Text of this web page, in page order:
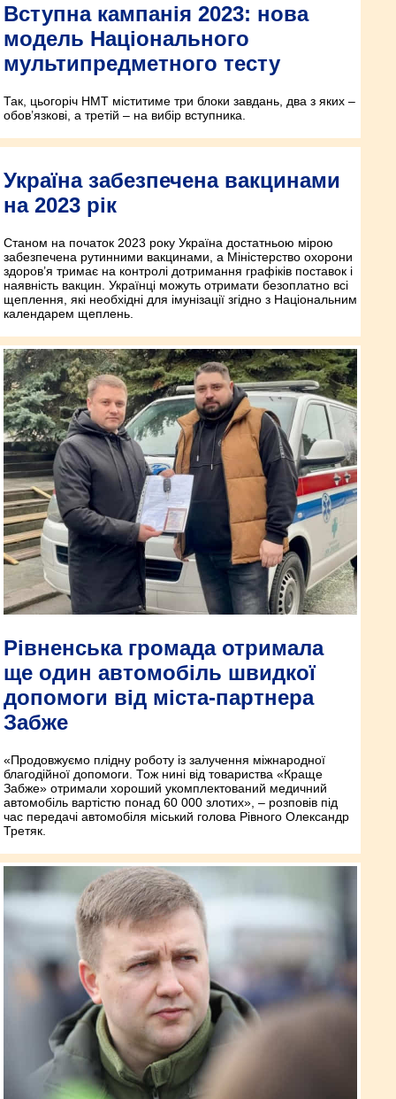
Вступна кампанія 2023: нова
модель Національного
мультипредметного тесту
Так, цьогоріч НМТ міститиме три блоки завдань, два з яких –
обов’язкові, а третій – на вибір вступника.
Україна забезпечена вакцинами
на 2023 рік
Станом на початок 2023 року Україна достатньою мірою
забезпечена рутинними вакцинами, а Міністерство охорони
здоров’я тримає на контролі дотримання графіків поставок і
наявність вакцин. Українці можуть отримати безоплатно всі
щеплення, які необхідні для імунізації згідно з Національним
календарем щеплень.
Рівненська громада отримала
ще один автомобіль швидкої
допомоги від міста-партнера
Забже
«Продовжуємо плідну роботу із залучення міжнародної
благодійної допомоги. Тож нині від товариства «Краще
Забже» отримали хороший укомплектований медичний
автомобіль вартістю понад 60 000 злотих», – розповів під
час передачі автомобіля міський голова Рівного Олександр
Третяк.